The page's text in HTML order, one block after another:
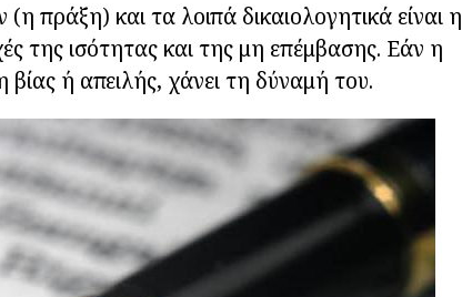
πράξη) και τα λοιπά δικαιολογητικά είναι η
της ισότητας και της μη επέμβασης. Εάν η
ή απειλής, χάνει τη δύναμή του.